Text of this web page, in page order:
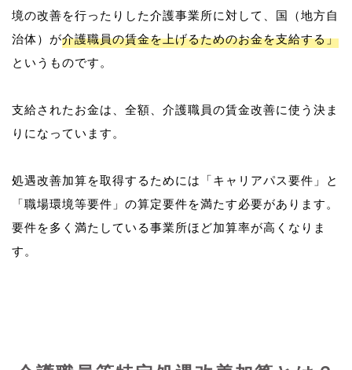
境の改善を行ったりした介護事業所に対して、国（地方自
治体）が介護職員の賃金を上げるためのお金を支給する」
というものです。
支給されたお金は、全額、介護職員の賃金改善に使う決ま
りになっています。
処遇改善加算を取得するためには「キャリアパス要件」と
「職場環境等要件」の算定要件を満たす必要があります。
要件を多く満たしている事業所ほど加算率が高くなりま
す。